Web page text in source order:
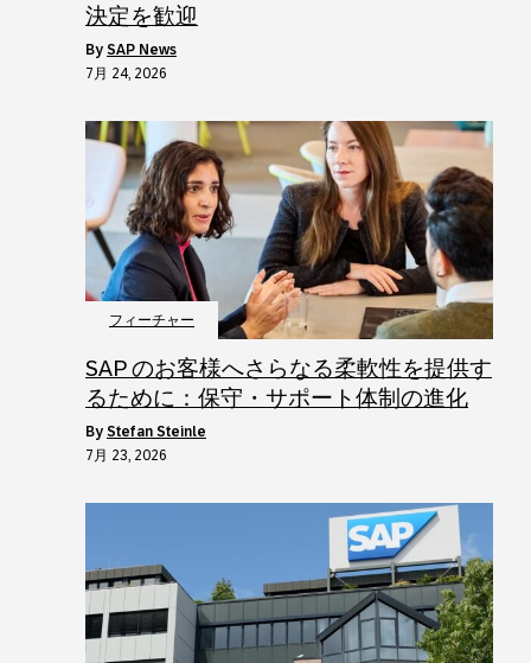
決定を歓迎
by SAP News
7月 24, 2026
フィーチャー
SAP のお客様へさらなる柔軟性を提供す
るために：保守・サポート体制の進化
by Stefan Steinle
7月 23, 2026